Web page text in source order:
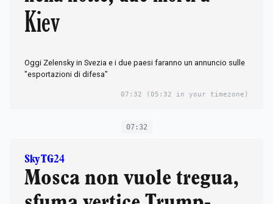
Kiev
Oggi Zelensky in Svezia e i due paesi faranno un annuncio sulle
"esportazioni di difesa"
07:32 (05:32 in your timezone)
07:32
Sky TG24
Mosca non vuole tregua,